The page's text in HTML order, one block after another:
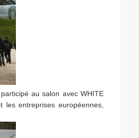
au salon avec WHITE
entreprises européennes,